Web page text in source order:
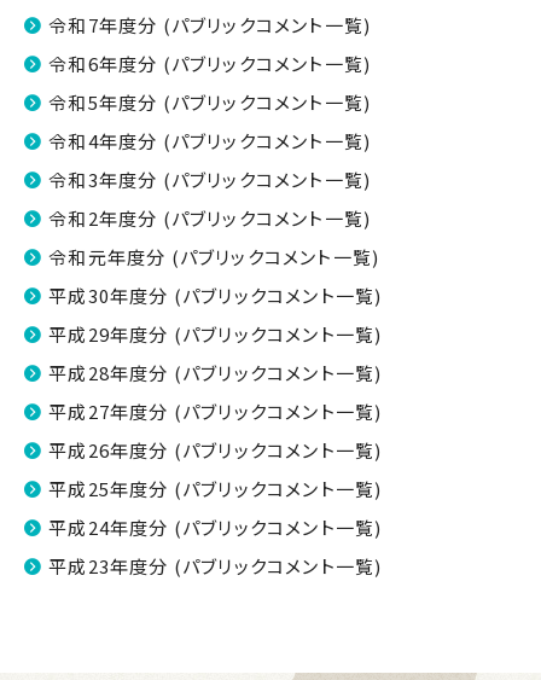
令和7年度分 (パブリックコメント一覧)
令和6年度分 (パブリックコメント一覧)
令和5年度分 (パブリックコメント一覧)
令和4年度分 (パブリックコメント一覧)
令和3年度分 (パブリックコメント一覧)
令和2年度分 (パブリックコメント一覧)
令和元年度分 (パブリックコメント一覧)
平成30年度分 (パブリックコメント一覧)
平成29年度分 (パブリックコメント一覧)
平成28年度分 (パブリックコメント一覧)
平成27年度分 (パブリックコメント一覧)
平成26年度分 (パブリックコメント一覧)
平成25年度分 (パブリックコメント一覧)
平成24年度分 (パブリックコメント一覧)
平成23年度分 (パブリックコメント一覧)